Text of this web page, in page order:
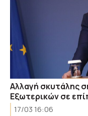
Αλλαγή σκυτάλης
Εξωτερικών σε
17/03 16:06